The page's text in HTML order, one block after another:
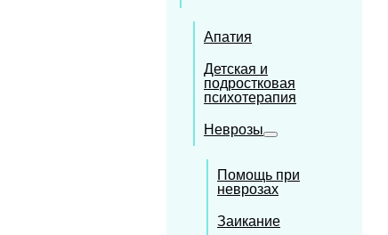
Апатия
Детская и
подростковая
психотерапия
Неврозы
Помощь при
неврозах
Заикание